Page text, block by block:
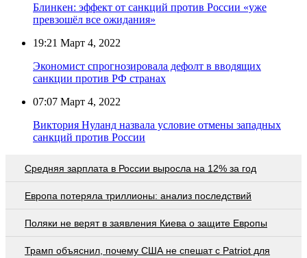
Блинкен: эффект от санкций против России «уже
превзошёл все ожидания»
19:21 Март 4, 2022
Экономист спрогнозировала дефолт в вводящих
санкции против РФ странах
07:07 Март 4, 2022
Виктория Нуланд назвала условие отмены западных
санкций против России
Средняя зарплата в России выросла на 12% за год
Европа потеряла триллионы: анализ последствий
Поляки не верят в заявления Киева о защите Европы
Трамп объяснил, почему США не спешат с Patriot для